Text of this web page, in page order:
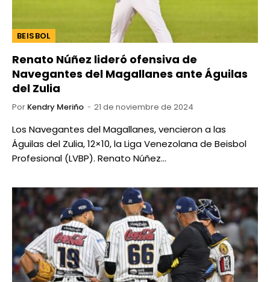
BEISBOL
Renato Núñez lideró ofensiva de
Navegantes del Magallanes ante Águilas
del Zulia
Por Kendry Meriño 21 de noviembre de 2024
Los Navegantes del Magallanes, vencieron a las
Águilas del Zulia, 12×10, la Liga Venezolana de Beisbol
Profesional (LVBP). Renato Núñez…